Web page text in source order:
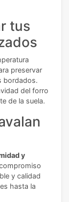
tus
preservar
bordados.
del forro
de la suela.
y
y calidad
hasta la